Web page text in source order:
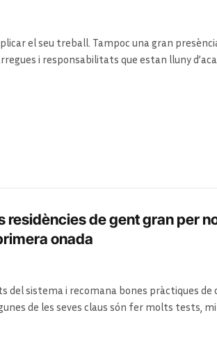
el seu treball. Tampoc una gran
i responsabilitats que estan lluny
residències de gent gran per
onada
del sistema i recomana bones pràctiques de
de les seves claus són fer molts tests,